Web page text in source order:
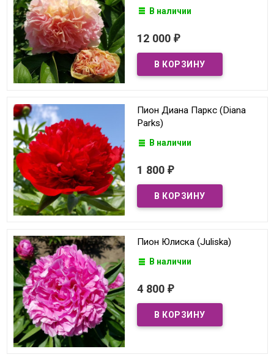
В наличии
12 000 ₽
Пион Диана Паркс (Diana
Parks)
В наличии
1 800 ₽
Пион Юлиска (Juliska)
В наличии
4 800 ₽